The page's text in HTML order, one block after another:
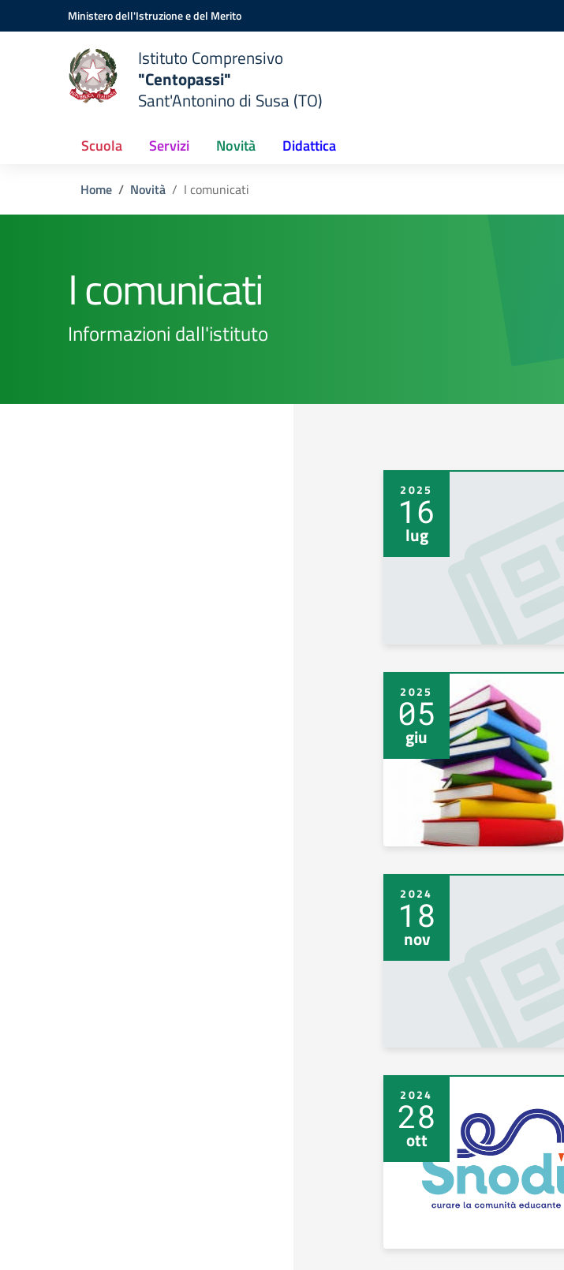
Vai ai contenuti
Vai al menu di navigazioneMinistero dell'Istruzione e del Merito
Istituto Comprensivo
"Centopassi"
Sant'Antonino di Susa (TO)
Scuola Servizi Novità Didattica
Home Novità I comunicati
I comunicati
Informazioni dall'istituto
2025
16
lug
2025
05
giu
2024
18
nov
2024
28
ott